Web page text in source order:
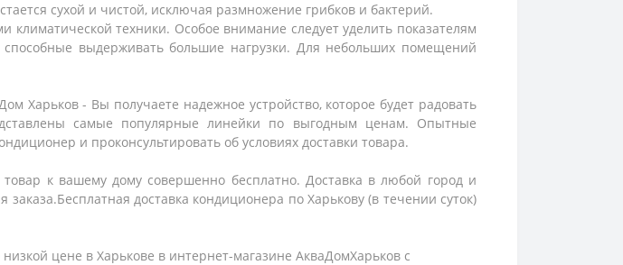
сухой и чистой, исключая размножение грибков и бактерий.
климатической техники. Особое внимание следует уделить показателям
выдерживать большие нагрузки. Для небольших помещений
Харьков - Вы получаете надежное устройство, которое будет радовать
самые популярные линейки по выгодным ценам. Опытные
и проконсультировать об условиях доставки товара.
к вашему дому совершенно бесплатно. Доставка в любой город и
доставка кондиционера по Харькову (в течении суток)
низкой цене в Харькове в интернет-магазине АкваДомХарьков с